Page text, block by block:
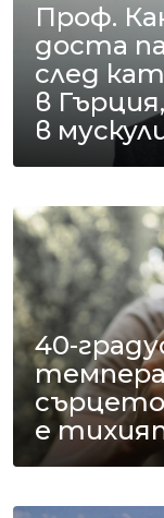
Проф.
доста
след
в
в
40-
е